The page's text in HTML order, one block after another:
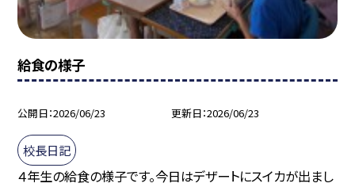
給食の様子
公開日 2026/06/23 更新日 2026/06/23
校長日記
４年生の給食の様子です。今日はデザートにスイカが出まし